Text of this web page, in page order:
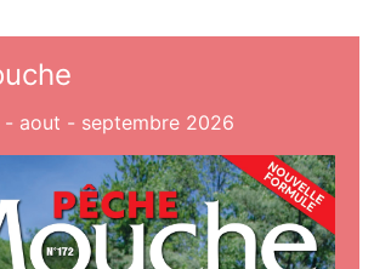
- aout - septembre 2026